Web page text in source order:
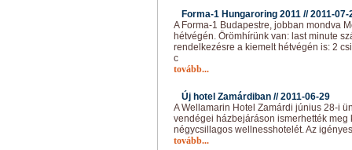
Forma-1 Hungaroring 2011 //2011-07-
A Forma-1 Budapestre, jobban mondva
hétvégén. Örömhírünk van: last minute
rendelkezésre a kiemelt hétvégén is: 2
c
tovább...
Új hotel Zamárdiban //2011-06-29
A Wellamarin Hotel Zamárdi június 28-i
vendégei házbejáráson ismerhették
négycsillagos wellnesshotelét. Az
tovább...